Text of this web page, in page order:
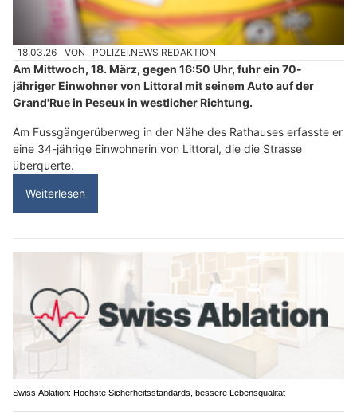
18.03.26 VON POLIZEI.NEWS REDAKTION
Am Mittwoch, 18. März, gegen 16:50 Uhr, fuhr ein 70-
jähriger Einwohner von Littoral mit seinem Auto auf der
Grand'Rue in Peseux in westlicher Richtung.
Am Fussgängerüberweg in der Nähe des Rathauses erfasste er
eine 34-jährige Einwohnerin von Littoral, die die Strasse
überquerte.
Weiterlesen
Swiss Ablation: Höchste Sicherheitsstandards, bessere Lebensqualität